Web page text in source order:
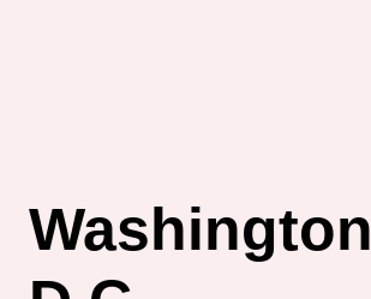
Washington